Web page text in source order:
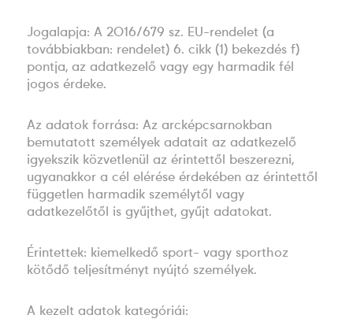
Jogalapja: A 2016/679 sz. EU-rendelet (a
továbbiakban: rendelet) 6. cikk (1) bekezdés f)
pontja, az adatkezelő vagy egy harmadik fél
jogos érdeke.
Az adatok forrása: Az arcképcsarnokban
bemutatott személyek adatait az adatkezelő
igyekszik közvetlenül az érintettől beszerezni,
ugyanakkor a cél elérése érdekében az érintettől
független harmadik személytől vagy
adatkezelőtől is gyűjthet, gyűjt adatokat.
Érintettek: kiemelkedő sport- vagy sporthoz
kötődő teljesítményt nyújtó személyek.
A kezelt adatok kategóriái: